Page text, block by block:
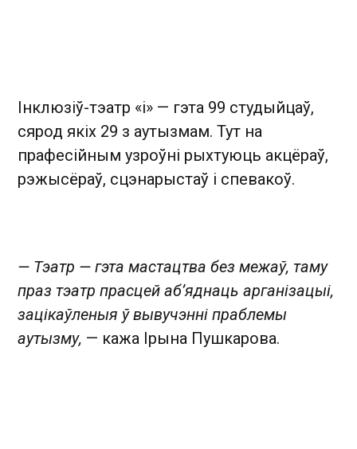
Інклюзіў-тэатр «і» — гэта 99 студыйцаў,
сярод якіх 29 з аутызмам. Тут на
прафесійным узроўні рыхтуюць акцёраў,
рэжысёраў, сцэнарыстаў і спевакоў.
— Тэатр — гэта мастацтва без межаў, таму
праз тэатр прасцей аб’яднаць арганізацыі,
зацікаўленыя ў вывучэнні праблемы
аутызму, — кажа Ірына Пушкарова.